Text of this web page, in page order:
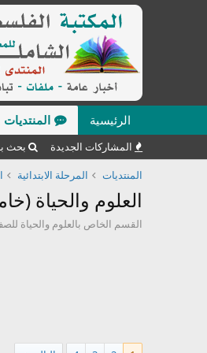
الرئيسية المنتديات
المشاركات الجديدة
بحث
المنتديات
المرحلة الابتدائية
العلوم والحياة
القسم الخاص بالعلوم والحياة